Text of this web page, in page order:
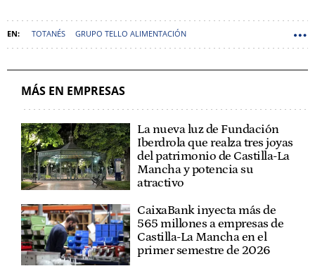
TOTANÉS GRUPO TELLO ALIMENTACIÓN
MÁS EN EMPRESAS
La nueva luz de Fundación
Iberdrola que realza tres joyas
del patrimonio de Castilla-La
Mancha y potencia su
atractivo
CaixaBank inyecta más de
565 millones a empresas de
Castilla-La Mancha en el
primer semestre de 2026